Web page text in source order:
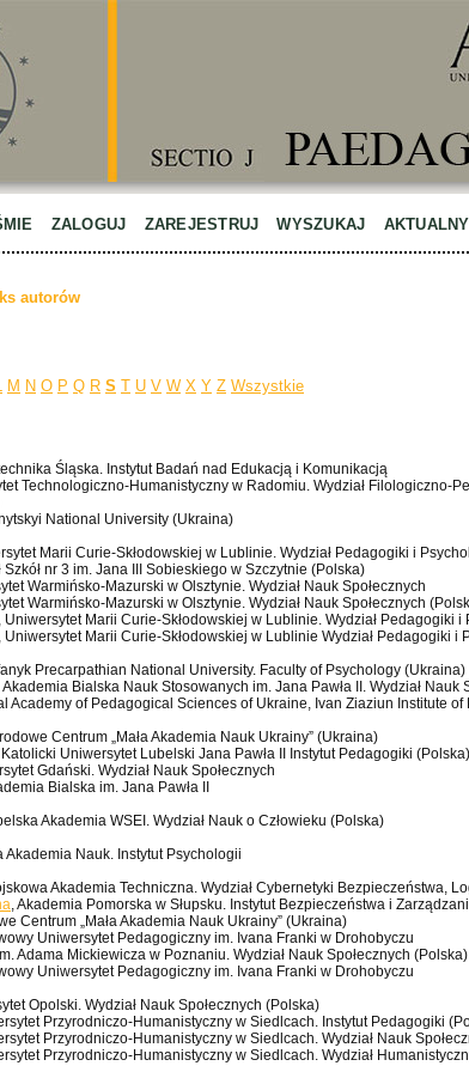
ZALOGUJ ZAREJESTRUJ WYSZUKAJ
autorów
M N O P Q R S T U V W X Y Z Wszystkie
Śląska. Instytut Badań nad Edukacją i Komunikacją
Technologiczno-Humanistyczny w Radomiu. Wydział Filologiczno-
National University (Ukraina)
Marii Curie-Skłodowskiej w Lublinie. Wydział Pedagogiki i
Szkół nr 3 im. Jana III Sobieskiego w Szczytnie (Polska)
Warmińsko-Mazurski w Olsztynie. Wydział Nauk Społecznych
Warmińsko-Mazurski w Olsztynie. Wydział Nauk Społecznych
, Uniwersytet Marii Curie-Skłodowskiej w Lublinie. Wydział Pedagogiki
, Uniwersytet Marii Curie-Skłodowskiej w Lublinie Wydział Pedagogiki i
Precarpathian National University. Faculty of Psychology (Ukraina)
Akademia Bialska Nauk Stosowanych im. Jana Pawła II. Wydział Nauk
Academy of Pedagogical Sciences of Ukraine, Ivan Ziaziun Institute
Centrum „Mała Akademia Nauk Ukrainy” (Ukraina)
Katolicki Uniwersytet Lubelski Jana Pawła II Instytut Pedagogiki (Polska)
Gdański. Wydział Nauk Społecznych
Bialska im. Jana Pawła II
Akademia WSEI. Wydział Nauk o Człowieku (Polska)
Akademia Nauk. Instytut Psychologii
Akademia Techniczna. Wydział Cybernetyki Bezpieczeństwa,
, Akademia Pomorska w Słupsku. Instytut Bezpieczeństwa i
Centrum „Mała Akademia Nauk Ukrainy” (Ukraina)
Uniwersytet Pedagogiczny im. Ivana Franki w Drohobyczu
Adama Mickiewicza w Poznaniu. Wydział Nauk Społecznych (Polska)
Uniwersytet Pedagogiczny im. Ivana Franki w Drohobyczu
Opolski. Wydział Nauk Społecznych (Polska)
Przyrodniczo-Humanistyczny w Siedlcach. Instytut Pedagogiki
Przyrodniczo-Humanistyczny w Siedlcach. Wydział Nauk
Przyrodniczo-Humanistyczny w Siedlcach. Wydział